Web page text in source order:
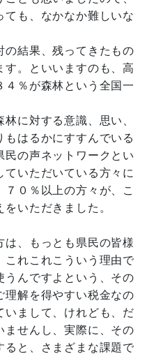
ても、なかなか難しいな
結果、残ってきたもの
す。といいますのも、高
４％が森林という全国一
に対する意識、思い、
はるかにすすんでいる
民の声ネットワークとい
ていただいている方々に
０％以上の方々が、こ
いただきました。
、もっとも県民の皆様
これこれこういう理由で
うんですよという、その
理解を得やすい税金なの
いまして、けれども、だ
ませんし、実際に、その
ると、さまざまな課題で